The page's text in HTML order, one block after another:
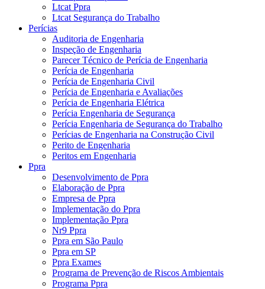
Ltcat Ppra
Ltcat Segurança do Trabalho
Perícias
Auditoria de Engenharia
Inspeção de Engenharia
Parecer Técnico de Perícia de Engenharia
Perícia de Engenharia
Perícia de Engenharia Civil
Perícia de Engenharia e Avaliações
Perícia de Engenharia Elétrica
Perícia Engenharia de Segurança
Perícia Engenharia de Segurança do Trabalho
Perícias de Engenharia na Construção Civil
Perito de Engenharia
Peritos em Engenharia
Ppra
Desenvolvimento de Ppra
Elaboração de Ppra
Empresa de Ppra
Implementação do Ppra
Implementação Ppra
Nr9 Ppra
Ppra em São Paulo
Ppra em SP
Ppra Exames
Programa de Prevenção de Riscos Ambientais
Programa Ppra